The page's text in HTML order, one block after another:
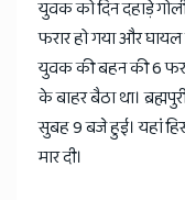
युवक को दिन दहाड़े
फरार हो गया और घायल
युवक की बहन की 6
के बाहर बैठा था।
सुबह 9 बजे हुई। यहां
मार दी।